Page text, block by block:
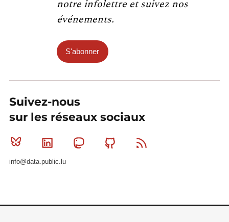
notre infolettre et suivez nos
événements.
S'abonner
Suivez-nous
sur les réseaux sociaux
Bluesky Linkedin MastodonGithub
info@data.public.lu